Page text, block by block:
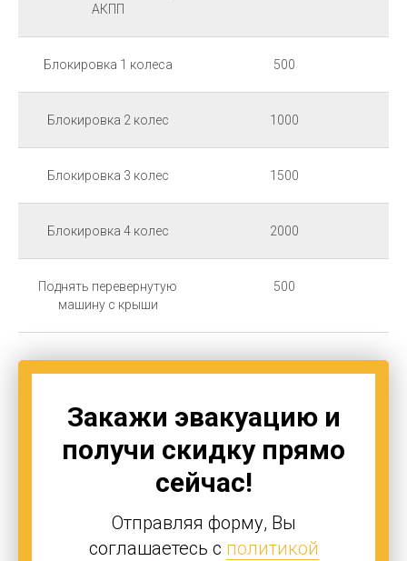
АКПП
Блокировка 1 колеса 500
Блокировка 2 колес 1000
Блокировка 3 колес 1500
Блокировка 4 колес 2000
Поднять перевернутую
машину с крыши
500
Закажи эвакуацию и
получи скидку прямо
сейчас!
Отправляя форму, Вы
соглашаетесь с политикой